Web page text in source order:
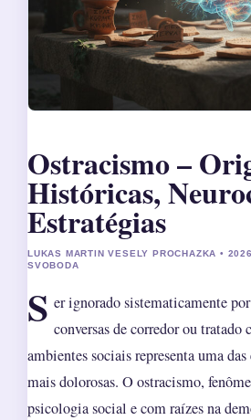
Ostracismo –
Históricas,
Estratégias
LUKAS MARTIN VESELY PROCHAZKA •
SVOBODA
S er ignorado sistematicamente
conversas de corredor ou
ambientes sociais representa uma
mais dolorosas. O ostracismo,
psicologia social e com raízes na